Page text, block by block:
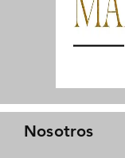
Nosotros